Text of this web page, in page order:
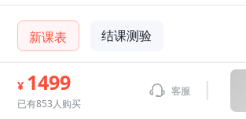
新课表 结课测验
01 温度计的使用
¥ 1499
已有853人购买
客服